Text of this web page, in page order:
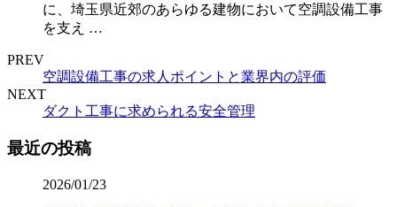
に、埼玉県近郊のあらゆる建物において空調設備工事
を支え …
PREV
空調設備工事の求人ポイントと業界内の評価
NEXT
ダクト工事に求められる安全管理
最近の投稿
2026/01/23